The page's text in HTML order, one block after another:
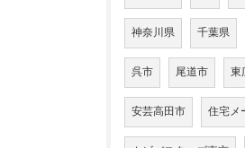
神奈川県 千葉県
呉市 尾道市 東
安芸高田市 住宅メ